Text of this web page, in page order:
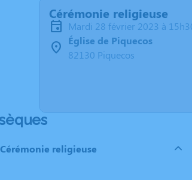
Cérémonie religieuse
mardi 28 février 2023 à
Église de Piquecos
82130 Piquecos
Cérémonie religieuse